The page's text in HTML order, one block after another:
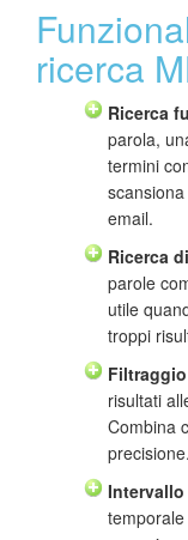
ricerca
Ricerca
parola,
termini
email.
Ricerca
parole
utile
troppi
risultati
Combina
precisione.